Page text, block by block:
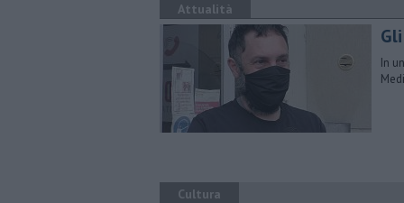
Attualità
In
Cultura